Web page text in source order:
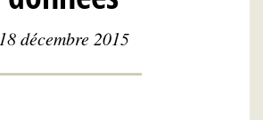
18 décembre 2015